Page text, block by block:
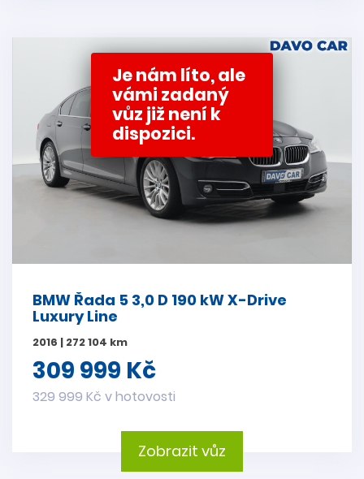
Je nám líto, ale
vámi zadaný
vůz již není k
dispozici.
BMW Řada 5 3,0 D 190 kW X-Drive
Luxury Line
2016 | 272 104 km
309 999 Kč
329 999 Kč v hotovosti
Zobrazit vůz